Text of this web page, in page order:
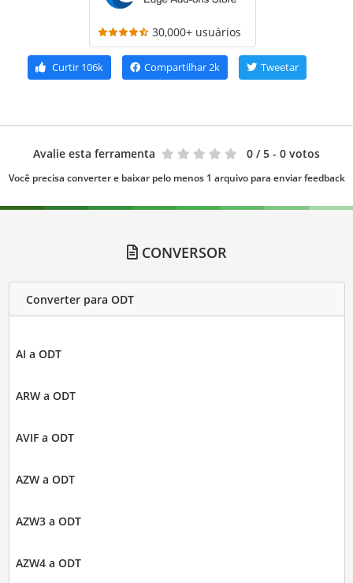
30,000+ usuários
Curtir 106k Compartilhar2k Tweetar
Avalie esta ferramenta 0 / 5 - 0 votos
Você precisa converter e baixar pelo menos 1 arquivo para enviar feedback
CONVERSOR
Converter para ODT
AI a ODT
ARW a ODT
AVIF a ODT
AZW a ODT
AZW3 a ODT
AZW4 a ODT